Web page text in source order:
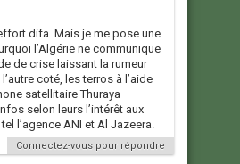
difa. Mais je me pose une
l’Algérie ne communique
de crise laissant la rumeur
l’autre coté, les terros à l’aide
satellitaire Thuraya
selon leurs l’intérêt aux
l’agence ANI et Al Jazeera.
Connectez-vous pour répondre